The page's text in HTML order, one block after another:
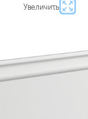
Увеличить